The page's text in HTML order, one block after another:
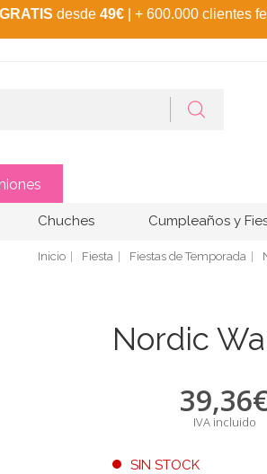
desde 49€ | + 600.000 clientes
Chuches Cumpleaños y
Inicio Fiesta Fiestas de Temporada
Nordic
39,36
IVA incluido
SIN STOCK